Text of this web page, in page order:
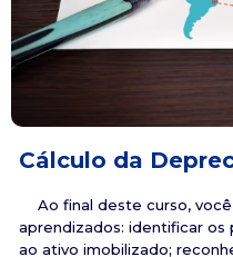
Cálculo da
Ao final deste curso,
aprendizados: identificar os
ao ativo imobilizado;